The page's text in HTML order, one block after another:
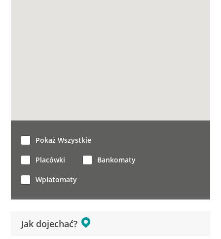
Jak dojechać?
Pokaż Wszystkie
Placówki Bankomaty
Wpłatomaty